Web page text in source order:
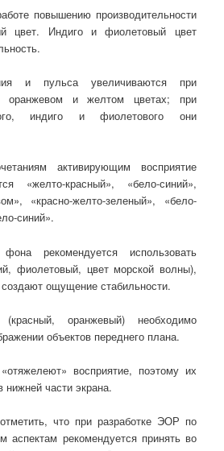
повышению производительности
цвет. Индиго и фиолетовый цвет
и пульса увеличиваются при
оранжевом и желтом цветах; при
индиго и фиолетового они
активирующим восприятие
«желто-красный», «бело-синий»,
«красно-желто-зеленый», «бело-
синий».
рекомендуется использовать
фиолетовый, цвет морской волны),
создают ощущение стабильности.
оранжевый) необходимо
объектов переднего плана.
восприятие, поэтому их
нижней части экрана.
что при разработке ЭОР по
аспектам рекомендуется принять во